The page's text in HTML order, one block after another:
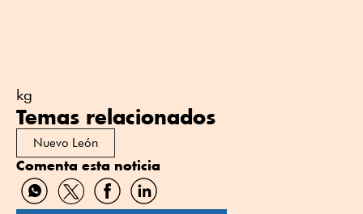
kg
Temas relacionados
Nuevo León
Comenta esta noticia
CompartirCompartirCompartirCompartir